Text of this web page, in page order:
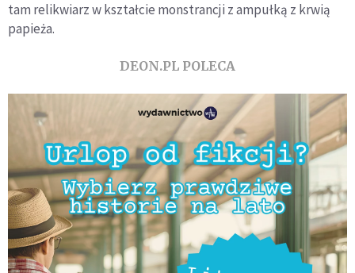
tam relikwiarz w kształcie monstrancji z ampułką z krwią
papieża.
DEON.PL POLECA